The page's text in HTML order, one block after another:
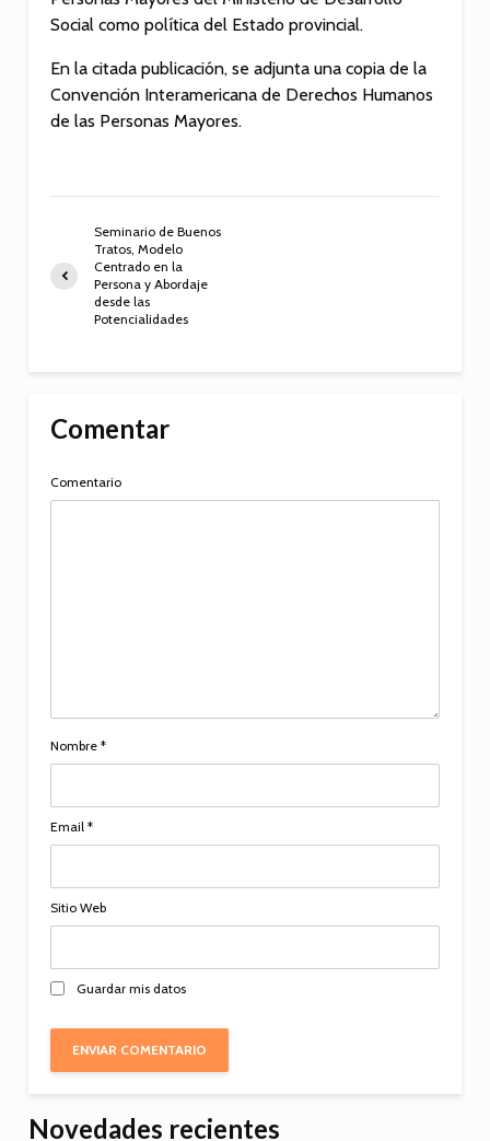
Social como política del Estado provincial.
En la citada publicación, se adjunta una copia de la
Convención Interamericana de Derechos Humanos
de las Personas Mayores.
Seminario de Buenos
Tratos, Modelo
Centrado en la
Persona y Abordaje
desde las
Potencialidades
Comentar
Comentario
Nombre*
Email*
Sitio Web
Guardar mis datos
Novedades recientes